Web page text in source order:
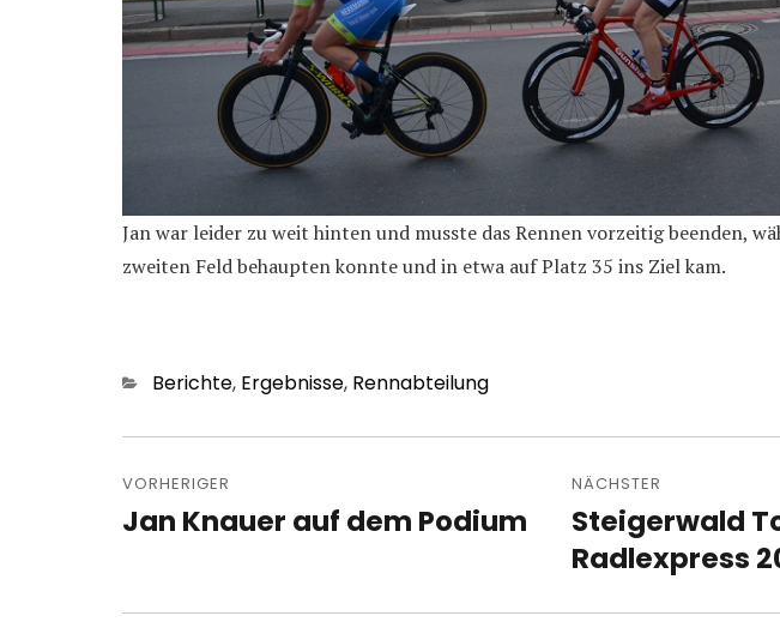
Jan war leider zu weit hinten und musste das Rennen vorzeitig beenden,
zweiten Feld behaupten konnte und in etwa auf Platz 35 ins Ziel kam.
Kategorien
Berichte, Ergebnisse, Rennabteilung
VORHERIGER
Vorheriger
Jan Knauer auf dem Podium
NÄCHSTER
Nächster
Beitrag:
Steigerwald
Radlexpress